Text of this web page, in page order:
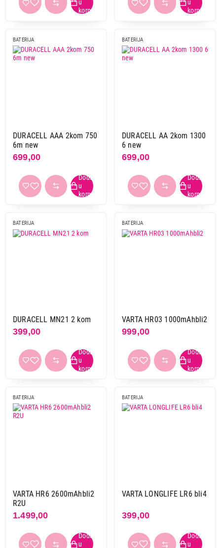
BATERIJA
DURACELL AAA 2kom 750
6m new
699,00
BATERIJA
DURACELL AA 2kom 1300
6 new
699,00
BATERIJA
DURACELL MN21 2 kom
399,00
BATERIJA
VARTA HR03 1000mAhbli2
999,00
BATERIJA
VARTA HR6 2600mAhbli2
R2U
1.499,00
BATERIJA
VARTA LONGLIFE LR6 bli4
399,00
Ukupno u korpi:0,00